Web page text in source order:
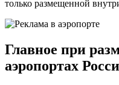
только размещенной
Главное при
аэропортах